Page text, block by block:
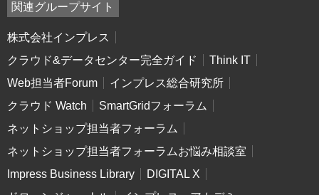
関連グループサイト
株式会社インプレス
クラウド&データセンター完全ガイド
Think IT
Web担当者Forum
インプレス総合研究所
クラウド Watch
SmartGridフォーラム
ネットショップ担当者フォーラム
ネットショップ担当者フォーラムお悩み相談室
Impress Business Library
DIGITAL X